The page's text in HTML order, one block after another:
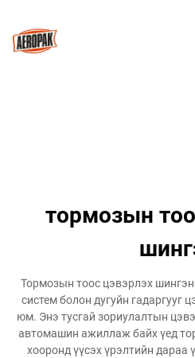
тормозын
Тормозын тоос цэвэрлэх
систем болон дугуйн гадаргууг
юм. Энэ тусгай зориулалтын
автомашин ажиллаж байх үед
хооронд үүсэх үрэлтийн дараа